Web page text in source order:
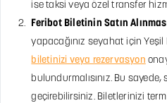
ise taksi veya özel transfer
Feribot Biletinin Satın
yapacağınız seyahat için
biletinizi veya rezervasyon
bulundurmalısınız. Bu
geçirebilirsiniz. Biletlerinizi